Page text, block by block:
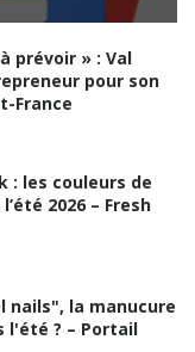
prévoir » : Val
pour son
France
: les couleurs de
2026 – Fresh
nails", la manucure
l'été ? – Portail